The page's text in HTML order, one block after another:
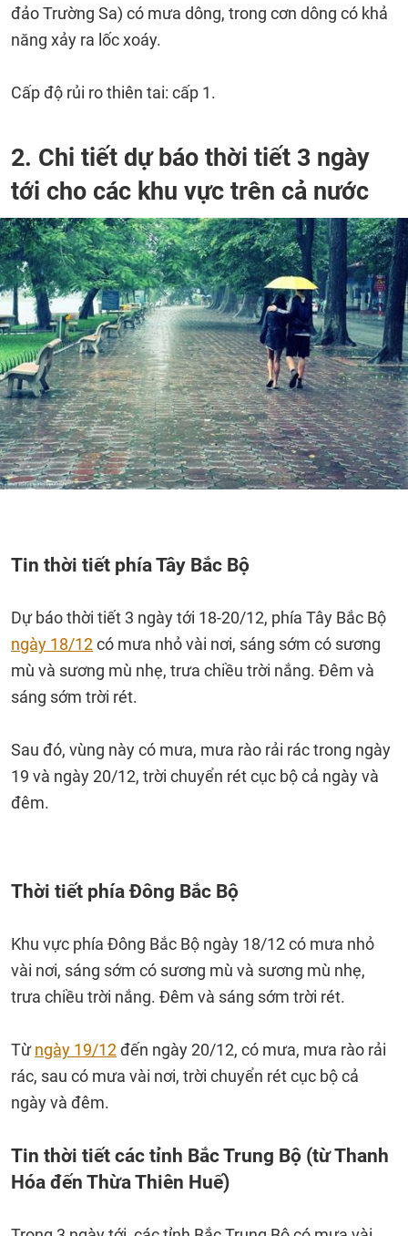
đảo Trường Sa) có mưa dông, trong cơn dông có khả
năng xảy ra lốc xoáy.
Cấp độ rủi ro thiên tai: cấp 1.
2. Chi tiết dự báo thời tiết 3 ngày
tới cho các khu vực trên cả nước
Tin thời tiết phía Tây Bắc Bộ
Dự báo thời tiết 3 ngày tới 18-20/12, phía Tây Bắc Bộ
ngày 18/12có mưa nhỏ vài nơi, sáng sớm có sương
mù và sương mù nhẹ, trưa chiều trời nắng. Đêm và
sáng sớm trời rét.
Sau đó, vùng này có mưa, mưa rào rải rác trong ngày
19 và ngày 20/12, trời chuyển rét cục bộ cả ngày và
đêm.
Thời tiết phía Đông Bắc Bộ
Khu vực phía Đông Bắc Bộ ngày 18/12 có mưa nhỏ
vài nơi, sáng sớm có sương mù và sương mù nhẹ,
trưa chiều trời nắng. Đêm và sáng sớm trời rét.
Từngày 19/12đến ngày 20/12, có mưa, mưa rào rải
rác, sau có mưa vài nơi, trời chuyển rét cục bộ cả
ngày và đêm.
Tin thời tiết các tỉnh Bắc Trung Bộ (từ Thanh
Hóa đến Thừa Thiên Huế)